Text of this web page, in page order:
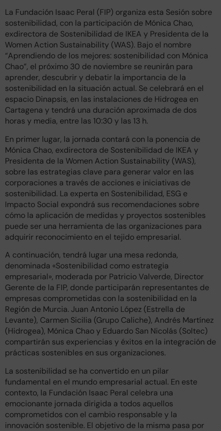
La Fundación Isaac Peral (FIP) organiza esta Sesión sobre
sostenibilidad, con la participación de Mónica Chao,
exdirectora de Sostenibilidad de IKEA y Presidenta de la
Women Action Sustainability (WAS). Bajo el nombre
“Aprendiendo de los mejores: sostenibilidad con Mónica
Chao”, el próximo 30 de noviembre se reunirán para
aprender, descubrir y debatir la importancia de la
sostenibilidad en la situación actual. Se celebrará en el
espacio Dinapsis, en las instalaciones de Hidrogea en
Cartagena y tendrá una duración aproximada de dos
horas y media, entre las 10:30 y las 13 h.
En primer lugar, la jornada contará con la ponencia de
Mónica Chao, exdirectora de Sostenibilidad de IKEA y
Presidenta de la Women Action Sustainability (WAS),
sobre las estrategias clave para generar valor en las
corporaciones a través de acciones e iniciativas de
sostenibilidad. La experta en Sostenibilidad, ESG e
Impacto Social expondrá sus recomendaciones sobre
cómo la aplicación de medidas y proyectos sostenibles
puede ser una herramienta de las organizaciones para
adquirir reconocimiento en el tejido empresarial.
A continuación, tendrá lugar una mesa redonda,
denominada «Sostenibilidad como estrategia
empresarial», moderada por Patricio Valverde, Director
Gerente de la FIP, donde participarán representantes de
empresas comprometidas con la sostenibilidad en la
Región de Murcia. Juan Antonio López (Estrella de
Levante), Carmen Sicilia (Grupo Caliche), Andrés Martínez
(Hidrogea), Mónica Chao y Eduardo San Nicolás (Soltec)
compartirán sus experiencias y éxitos en la integración de
prácticas sostenibles en sus organizaciones.
La sostenibilidad se ha convertido en un pilar
fundamental en el mundo empresarial actual. En este
contexto, la Fundación Isaac Peral celebra una
emocionante jornada dirigida a todos aquellos
comprometidos con el cambio responsable y la
innovación sostenible. El objetivo de la misma pasa por